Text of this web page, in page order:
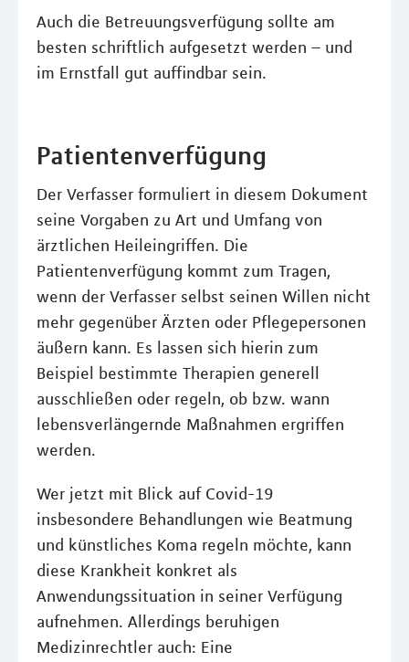
Auch die Betreuungsverfügung sollte am
besten schriftlich aufgesetzt werden – und
im Ernstfall gut auffindbar sein.
Patientenverfügung
Der Verfasser formuliert in diesem Dokument
seine Vorgaben zu Art und Umfang von
ärztlichen Heileingriffen. Die
Patientenverfügung kommt zum Tragen,
wenn der Verfasser selbst seinen Willen nicht
mehr gegenüber Ärzten oder Pflegepersonen
äußern kann. Es lassen sich hierin zum
Beispiel bestimmte Therapien generell
ausschließen oder regeln, ob bzw. wann
lebensverlängernde Maßnahmen ergriffen
werden.
Wer jetzt mit Blick auf Covid-19
insbesondere Behandlungen wie Beatmung
und künstliches Koma regeln möchte, kann
diese Krankheit konkret als
Anwendungssituation in seiner Verfügung
aufnehmen. Allerdings beruhigen
Medizinrechtler auch: Eine